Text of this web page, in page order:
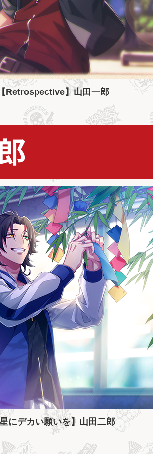
【Retrospective】山田一郎
にデカい願いを】山田二郎